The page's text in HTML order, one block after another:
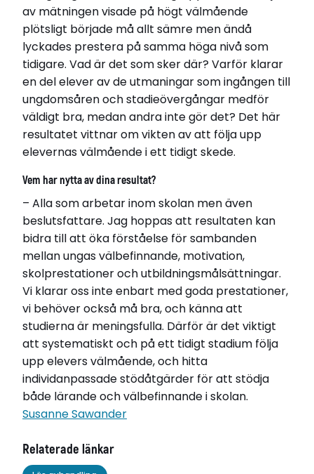
av mätningen visade på högt välmående
plötsligt började må allt sämre men ändå
lyckades prestera på samma höga nivå som
tidigare. Vad är det som sker där? Varför klarar
en del elever av de utmaningar som ingången till
ungdomsåren och stadieövergångar medför
väldigt bra, medan andra inte gör det? Det här
resultatet vittnar om vikten av att följa upp
elevernas välmående i ett tidigt skede.
Vem har nytta av dina resultat?
– Alla som arbetar inom skolan men även
beslutsfattare. Jag hoppas att resultaten kan
bidra till att öka förståelse för sambanden
mellan ungas välbefinnande, motivation,
skolprestationer och utbildningsmålsättningar.
Vi klarar oss inte enbart med goda prestationer,
vi behöver också må bra, och känna att
studierna är meningsfulla. Därför är det viktigt
att systematiskt och på ett tidigt stadium följa
upp elevers välmående, och hitta
individanpassade stödåtgärder för att stödja
både lärande och välbefinnande i skolan.
Susanne Sawander
Relaterade länkar